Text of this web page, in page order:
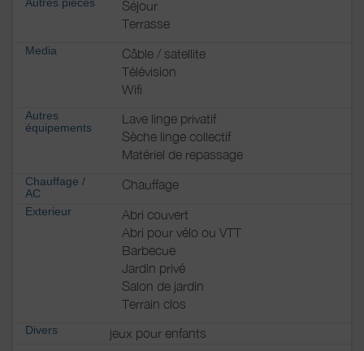
Autres pièces
Séjour
Terrasse
Media
Câble / satellite
Télévision
Wifi
Autres
équipements
Lave linge privatif
Sèche linge collectif
Matériel de repassage
Chauffage /
AC
Chauffage
Exterieur
Abri couvert
Abri pour vélo ou VTT
Barbecue
Jardin privé
Salon de jardin
Terrain clos
Divers jeux pour enfants